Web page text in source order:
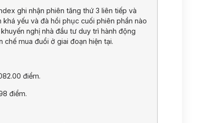
ghi nhận phiên tăng thứ 3 liên tiếp và
yếu và đà hồi phục cuối phiên phần nào
nghị nhà đầu tư duy trì hành động
mua đuổi ở giai đoạn hiện tại.
điểm.
điểm.